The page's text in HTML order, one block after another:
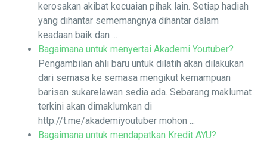
kerosakan akibat kecuaian pihak lain. Setiap hadiah
yang dihantar sememangnya dihantar dalam
keadaan baik dan ...
Bagaimana untuk menyertai Akademi Youtuber?
Pengambilan ahli baru untuk dilatih akan dilakukan
dari semasa ke semasa mengikut kemampuan
barisan sukarelawan sedia ada. Sebarang maklumat
terkini akan dimaklumkan di
http://t.me/akademiyoutuber mohon ...
Bagaimana untuk mendapatkan Kredit AYU?